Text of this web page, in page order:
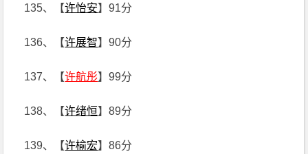
135、【许怡安】91分
136、【许展智】90分
137、【许航彤】99分
138、【许绪恒】89分
139、【许榆宏】86分